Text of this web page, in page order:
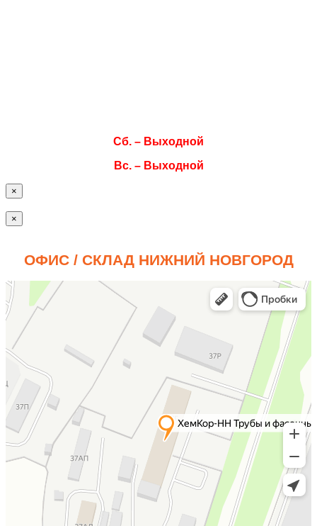
Сб. – Выходной
Вс. – Выходной
×
×
ОФИС / СКЛАД НИЖНИЙ НОВГОРОД